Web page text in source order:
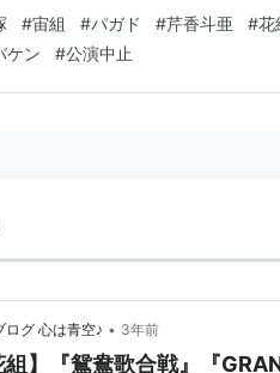
公演千秋楽を配信で見ました れい
花組東京宝塚劇場公演千秋楽を…
#宙組 #パガド #芹香斗亜 #花
ケン #公演中止
ログ 心は青空♪ • 3年前
組】『鴛鴦歌合戦』『